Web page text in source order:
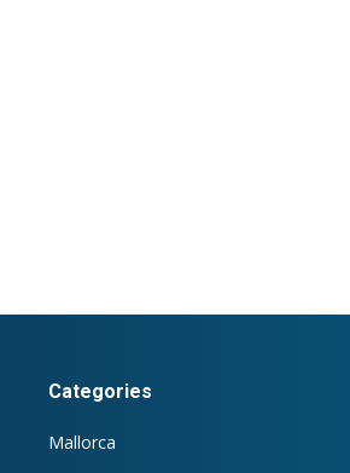
Categories
Mallorca